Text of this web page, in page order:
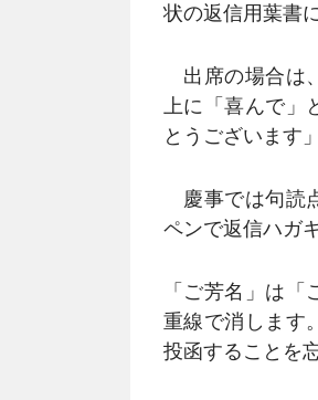
状の返信用葉書
出席の場合は
上に「喜んで
とうございます
慶事では句読
ペンで返信ハガ
「ご芳名」は
重線で消します
投函することを